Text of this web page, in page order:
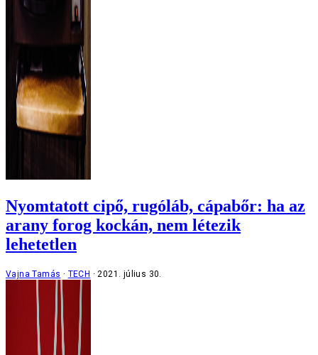
Nyomtatott cipő, rugóláb, cápabőr: ha az
arany forog kockán, nem létezik
lehetetlen
Vajna Tamás TECH 2021. július 30.